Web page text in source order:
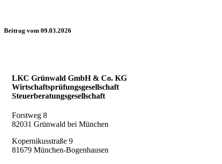
Beitrag vom 09.03.2026
LKC Grünwald GmbH & Co. KG
Wirtschaftsprüfungsgesellschaft
Steuerberatungsgesellschaft
Forstweg 8
82031 Grünwald bei München
Kopernikusstraße 9
81679 München-Bogenhausen